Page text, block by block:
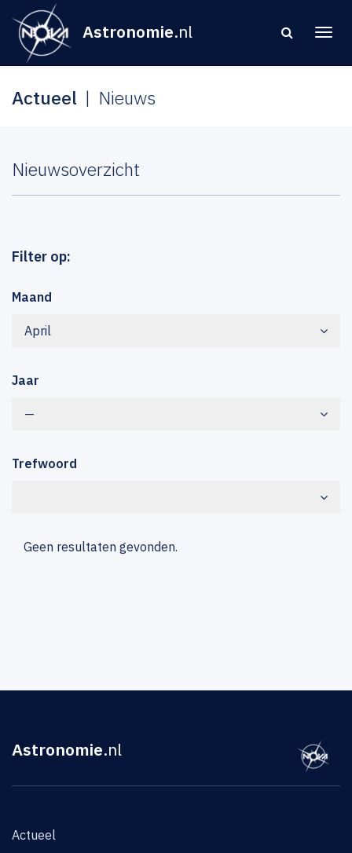
Astronomie.nl
Actueel Nieuws
Nieuwsoverzicht
Filter op:
Maand
April
Jaar
—
Trefwoord
Geen resultaten gevonden.
Astronomie.nl
Actueel